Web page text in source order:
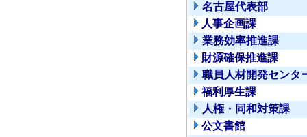
名古屋代表部
人事企画課
業務効率推進課
財源確保推進課
職員人材開発センタ
福利厚生課
人権・同和対策課
公文書館